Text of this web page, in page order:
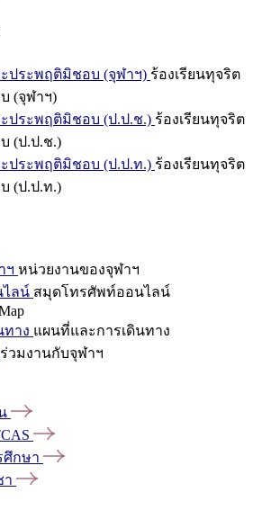
ประพฤติมิชอบ (จุฬาฯ) ร้องเรียนทุจริต
(จุฬาฯ)
ประพฤติมิชอบ (ป.ป.ช.) ร้องเรียนทุจริต
(ป.ป.ช.)
ประพฤติมิชอบ (ป.ป.ท.) ร้องเรียนทุจริต
(ป.ป.ท.)
ฯ หน่วยงานของจุฬาฯ
ลน์ สมุดโทรศัพท์ออนไลน์
ทาง แผนที่และการเดินทาง
ร่วมงานกับจุฬาฯ
ศึกษา
า